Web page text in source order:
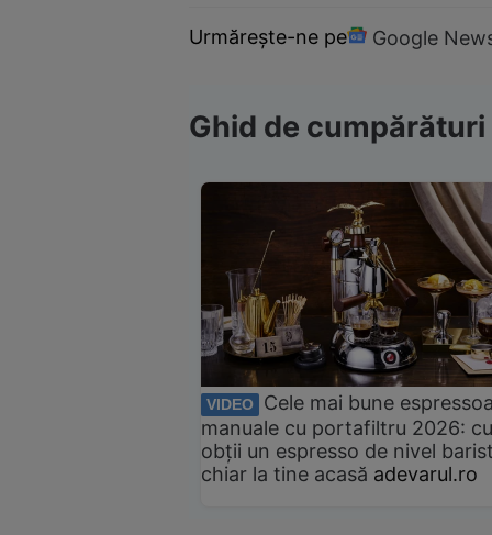
Urmărește-ne pe Google
Ghid de cumpărături
VIDEO
Cele mai bune
manuale cu portafiltru 2026:
obții un espresso de nivel
chiar la tine acasă adevarul.ro